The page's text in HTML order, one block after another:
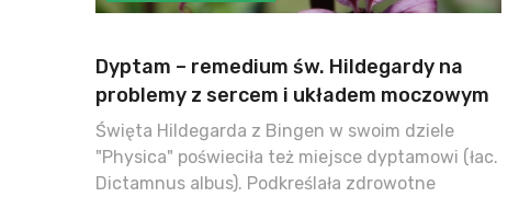
Dyptam – remedium św. Hildegardy na
problemy z sercem i układem moczowym
Święta Hildegarda z Bingen w swoim dziele
"Physica" poświeciła też miejsce dyptamowi (łac.
Dictamnus albus). Podkreślała zdrowotne